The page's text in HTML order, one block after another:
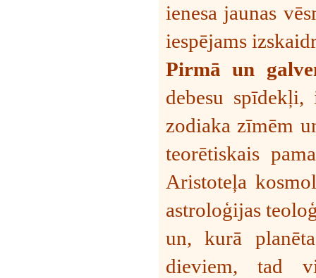
ienesa jaunas
iespējams
Pirmā un
debesu
zodiaka zīmēm
teorētiskais
Aristoteļa
astroloģijas
un, kurā
dieviem, tad